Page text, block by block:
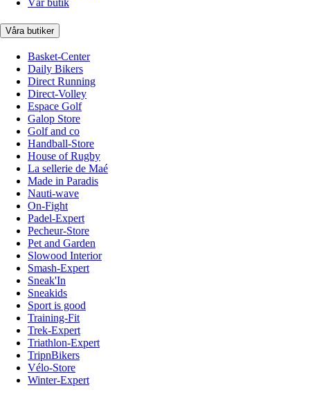
Våra butiker
Basket-Center
Daily Bikers
Direct Running
Direct-Volley
Espace Golf
Galop Store
Golf and co
Handball-Store
House of Rugby
La sellerie de Maé
Made in Paradis
Nauti-wave
On-Fight
Padel-Expert
Pecheur-Store
Pet and Garden
Slowood Interior
Smash-Expert
Sneak'In
Sneakids
Sport is good
Training-Fit
Trek-Expert
Triathlon-Expert
TripnBikers
Vélo-Store
Winter-Expert